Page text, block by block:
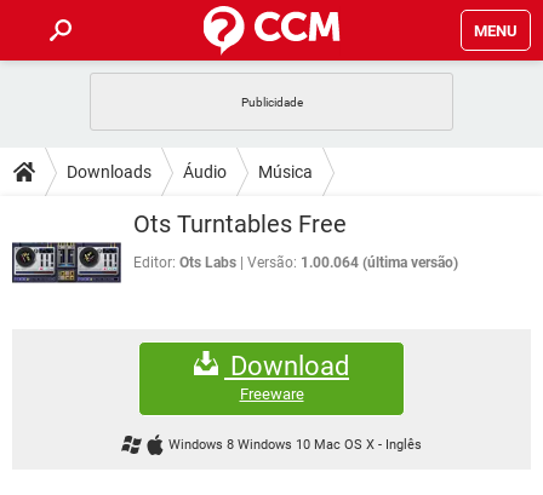
MENU
CELULAR FACEBOOK
EXCEL
INSTAGRAM GMAIL
DICAS
JOGOS WHATSAPP
CELULAR
OUTLOOK
JOGOS WHATSAPP
EXCEL
GMAIL
FÓRUM
FACEBOOK
EXCEL
GMAIL
WHATSAPP
Downloads Áudio Música
Ots Turntables Free
Editor: Ots Labs Versão: 1.00.064 (última versão)
Download
Freeware
Windows 8 Windows 10 Mac OS X- Inglês